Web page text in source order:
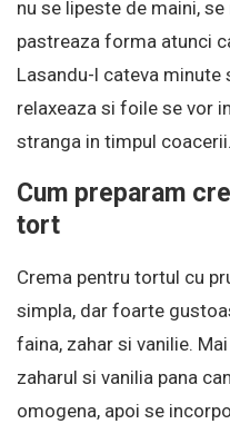
nu se lipeste de maini,
pastreaza forma atunci
Lasandu-l cateva minute
relaxeaza si foile se vor
stranga in timpul coacerii.
Cum preparam
tort
Crema pentru tortul cu
simpla, dar foarte
faina, zahar si vanilie.
zaharul si vanilia pana
omogena, apoi se